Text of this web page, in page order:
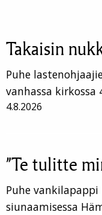
Takaisin
Puhe
vanhassa kirkossa
4.8.2026
”Te tulitte
Puhe vankilapappi
siunaamisessa